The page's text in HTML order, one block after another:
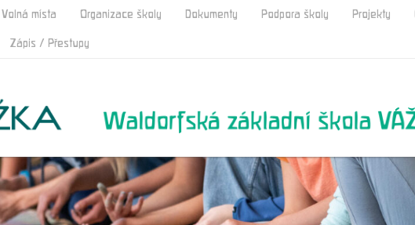
Volná místa Organizace školy Dokumenty Podpora školy Projekty
Zápis / Přestupy